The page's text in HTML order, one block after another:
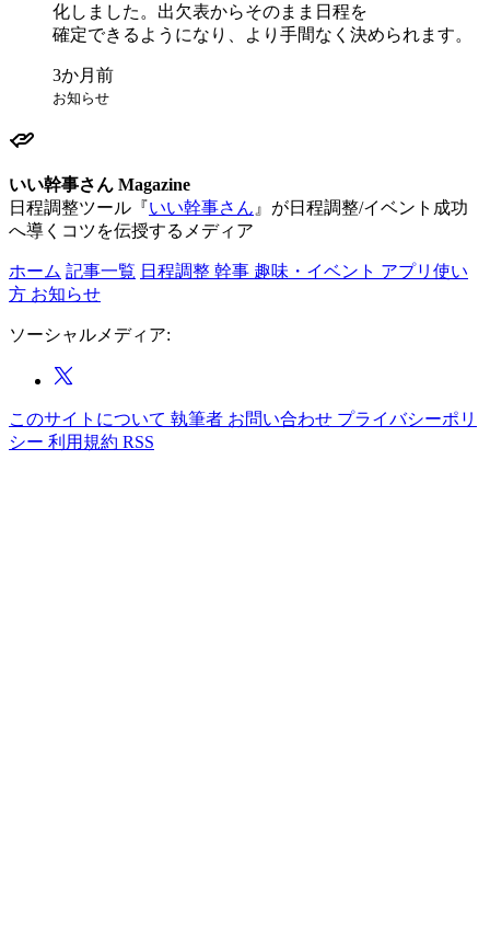
化しました。 出欠表からそのまま 日程を
確定できるようになり、
より 手間なく 決められます。
お知らせ
いい幹事さん Magazine
日程調整ツール『いい幹事さん 』が日程調整/イベント成功
へ導くコツを伝授するメディア
ホーム 記事一覧 日程調整 幹事 趣味・イベント アプリ使い
方 お知らせ
ソーシャルメディア:
このサイトについて 執筆者 お問い合わせ プライバシーポリ
シー 利用規約 RSS